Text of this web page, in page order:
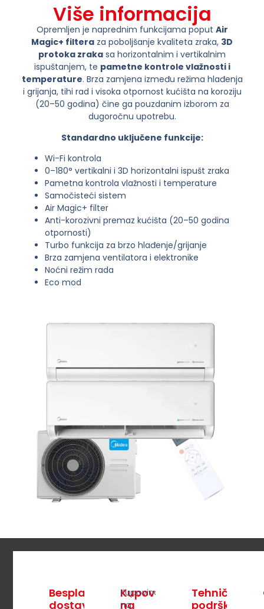
Više informacija
Opremljen je naprednim funkcijama poput Air
Magic+ filtera za poboljšanje kvaliteta zraka, 3D
protoka zraka sa horizontalnim i vertikalnim
ispuštanjem, te pametne kontrole vlažnosti i
temperature. Brza zamjena između režima hlađenja
i grijanja, tihi rad i visoka otpornost kućišta na koroziju
(20–50 godina) čine ga pouzdanim izborom za
dugoročnu upotrebu.
Standardno uključene funkcije:
Wi-Fi kontrola
0–180° vertikalni i 3D horizontalni ispušt zraka
Pametna kontrola vlažnosti i temperature
Samočisteći sistem
Air Magic+ filter
Anti-korozivni premaz kućišta (20–50 godina
otpornosti)
Turbo funkcija za brzo hlađenje/grijanje
Brza zamjena ventilatora i elektronike
Noćni režim rada
Eco mod
Zašto izabrati LUK?
Besplatna
dostava
Kupovina
na
Kupovina
na
Tehnička
podrška